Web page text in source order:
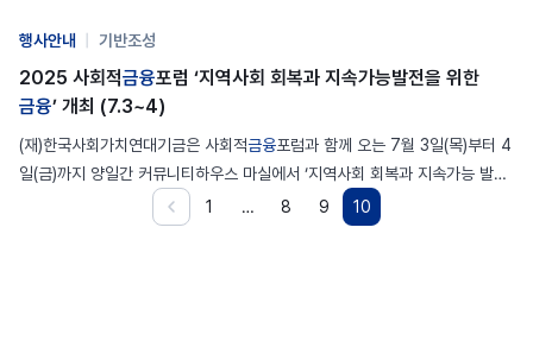
적금융생태계의 성장과 발전 방안을 논의하는 기조연설, 정책대화, 국제교류
진행…
행사안내 기반조성
2025 사회적금융포럼 ‘지역사회 회복과 지속가능발전을 위한
금융’ 개최 (7.3~4)
(재)한국사회가치연대기금은 사회적금융포럼과 함께 오는 7월 3일(목)부터 4
일(금)까지 양일간 커뮤니티하우스 마실에서 ‘지역사회 회복과 지속가능 발전
’을 주제로 ‘2025 사회적 금융 포럼(Social Finance Forum 20
25)’을 개최합니다. 지역사회의 회복과 지속가능한 발전을 위한
1 … 8 9 10